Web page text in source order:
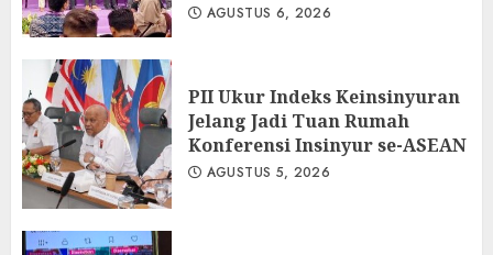
AGUSTUS 6, 2026
PII Ukur Indeks Keinsinyuran
Jelang Jadi Tuan Rumah
Konferensi Insinyur se-ASEAN
AGUSTUS 5, 2026